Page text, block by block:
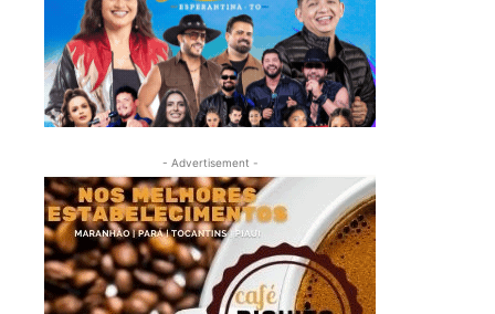
- Advertisement -